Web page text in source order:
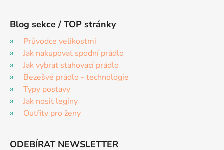
Blog sekce / TOP stránky
Průvodce velikostmi
Jak nakupovat spodní prádlo
Jak vybrat stahovací prádlo
Bezešvé prádlo - technologie
Typy postavy
Jak nosit legíny
Outfity pro ženy
ODEBÍRAT NEWSLETTER